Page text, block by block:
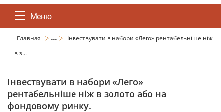
Меню
Главная ...
Інвествувати в набори «Лего» рентабельніше ніж
в з...
Інвествувати в набори «Лего»
рентабельніше ніж в золото або на
фондовому ринку.